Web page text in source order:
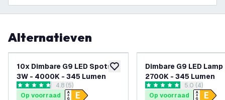
Alternatieven
toevoegen aan verlanglijst
10x Dimbare G9 LED Spots -
3W - 4000K - 345 Lumen
reviews drawer openen
4.8 score sterren4.8 (5)
Op voorraad
Dimbare G9 LED
2700K - 345 Lumen
reviews
5 score sterren5.0 (4)
Op voorraad